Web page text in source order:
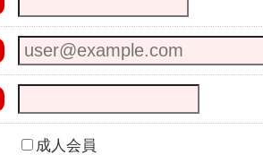
成人会員